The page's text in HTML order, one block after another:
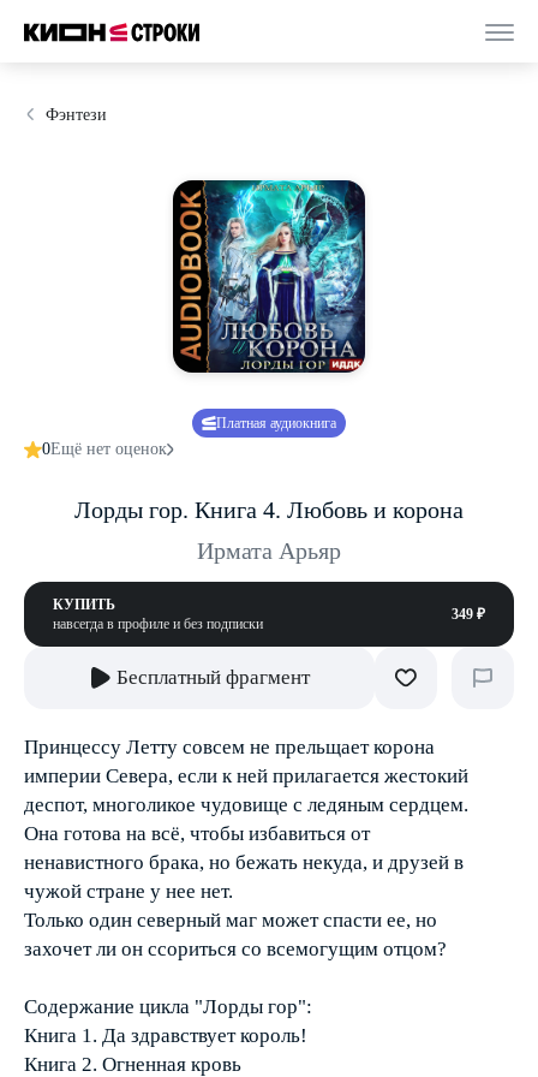
Фэнтези
Платная аудиокнига
0Ещё нет оценок
Лорды гор. Книга 4. Любовь и корона
Ирмата Арьяр
КУПИТЬ
навсегда в профиле и без подписки
349 ₽
Бесплатный фрагмент
Принцессу Летту совсем не прельщает корона
империи Севера, если к ней прилагается жестокий
деспот, многоликое чудовище с ледяным сердцем.
Она готова на всё, чтобы избавиться от
ненавистного брака, но бежать некуда, и друзей в
чужой стране у нее нет.
Только один северный маг может спасти ее, но
захочет ли он ссориться со всемогущим отцом?
Содержание цикла "Лорды гор":
Книга 1. Да здравствует король!
Книга 2. Огненная кровь